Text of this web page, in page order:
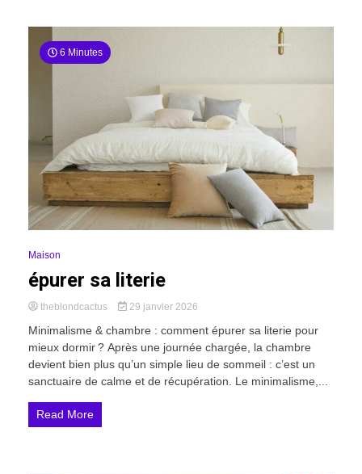
6 Minutes
Maison
épurer sa literie
theblondcactus 29 janvier 2026
Minimalisme & chambre : comment épurer sa literie pour
mieux dormir ? Après une journée chargée, la chambre
devient bien plus qu’un simple lieu de sommeil : c’est un
sanctuaire de calme et de récupération. Le minimalisme,...
Read More